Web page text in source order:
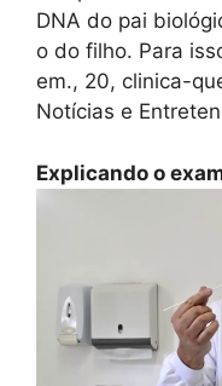
DNA do pai
o do filho. Para
em., 20, clinica-
Notícias e
Explicando o